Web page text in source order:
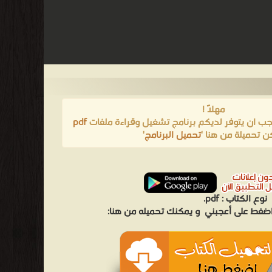
مهلاً !
ان يتوفر لديكم برنامج تشغيل وقراءة ملفاتpdf
تحميلة من هنا 'تحميل البرنامج'
نوع الكتاب :pdf.
على أعجبني و يمكنك تحميله من هنا: